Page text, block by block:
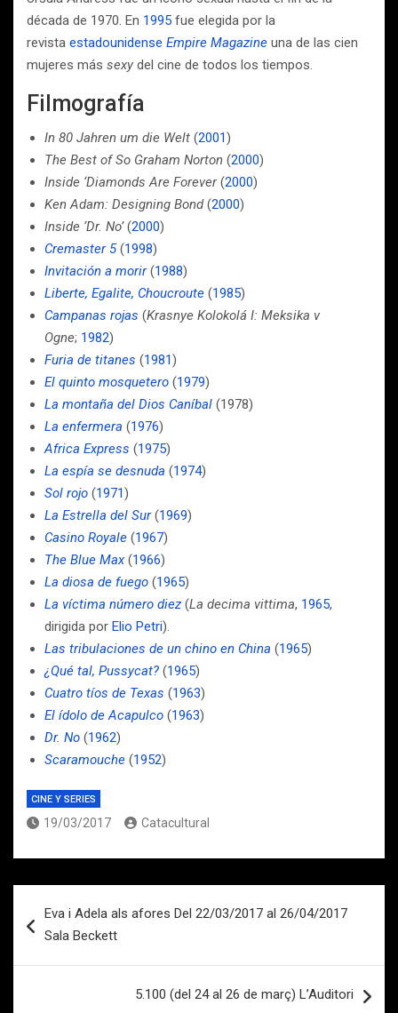
década de 1970. En 1995 fue elegida por la
revista estadounidense Empire Magazine una de las cien
mujeres más sexy del cine de todos los tiempos.
Filmografía
In 80 Jahren um die Welt (2001)
The Best of So Graham Norton (2000)
Inside ‘Diamonds Are Forever(2000)
Ken Adam: Designing Bond(2000)
Inside ‘Dr. No’(2000)
Cremaster 5(1998)
Invitación a morir(1988)
Liberte, Egalite, Choucroute (1985)
Campanas rojas (Krasnye Kolokolá I: Meksika v
Ogne; 1982)
Furia de titanes (1981)
El quinto mosquetero (1979)
La montaña del Dios Caníbal (1978)
La enfermera (1976)
Africa Express (1975)
La espía se desnuda (1974)
Sol rojo (1971)
La Estrella del Sur(1969)
Casino Royale (1967)
The Blue Max(1966)
La diosa de fuego (1965)
La víctima número diez (La decima vittima, 1965,
dirigida por Elio Petri).
Las tribulaciones de un chino en China (1965)
¿Qué tal, Pussycat? (1965)
Cuatro tíos de Texas (1963)
El ídolo de Acapulco (1963)
Dr. No (1962)
Scaramouche (1952)
CINE Y SERIES
19/03/2017 Catacultural
de
Eva i Adela als afores Del 22/03/2017 al 26/04/2017
Sala Beckett
5.100 (del 24 al 26 de març) L’Auditori